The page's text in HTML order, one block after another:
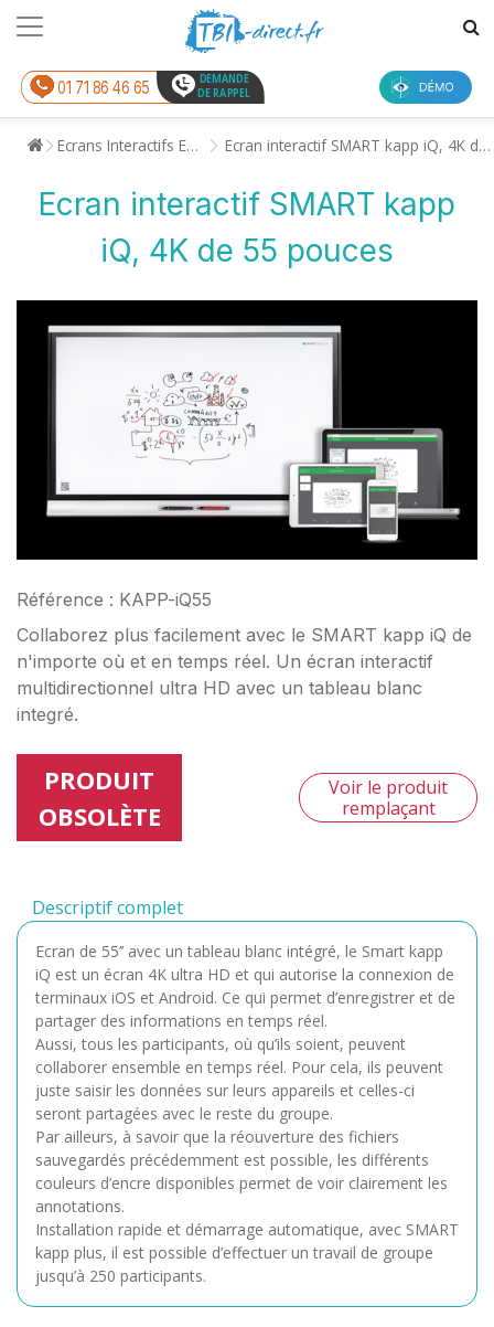
01 71 86 46 65
DEMANDE
DE RAPPEL
Ecrans Interactifs Enseignement Ecran interactif SMART kapp iQ, 4K de 55 pouces
Ecran interactif SMART kapp
iQ, 4K de 55 pouces
Référence : KAPP-iQ55
Collaborez plus facilement avec le SMART kapp iQ de
n'importe où et en temps réel. Un écran interactif
multidirectionnel ultra HD avec un tableau blanc
integré.
PRODUIT
OBSOLÈTE
Voir le produit
remplaçant
Descriptif complet
Ecran de 55’’ avec un tableau blanc intégré, le Smart kapp
iQ est un écran 4K ultra HD et qui autorise la connexion de
terminaux iOS et Android. Ce qui permet d’enregistrer et de
partager des informations en temps réel.
Aussi, tous les participants, où qu’ils soient, peuvent
collaborer ensemble en temps réel. Pour cela, ils peuvent
juste saisir les données sur leurs appareils et celles-ci
seront partagées avec le reste du groupe.
Par ailleurs, à savoir que la réouverture des fichiers
sauvegardés précédemment est possible, les différents
couleurs d’encre disponibles permet de voir clairement les
annotations.
Installation rapide et démarrage automatique, avec SMART
kapp plus, il est possible d’effectuer un travail de groupe
jusqu’à 250 participants.